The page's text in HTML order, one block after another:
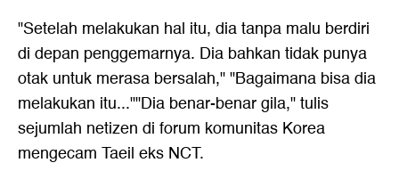
"Setelah melakukan hal itu, dia tanpa malu berdiri
di depan penggemarnya. Dia bahkan tidak punya
otak untuk merasa bersalah," "Bagaimana bisa dia
melakukan itu...""Dia benar-benar gila," tulis
sejumlah netizen di forum komunitas Korea
mengecam Taeil eks NCT.